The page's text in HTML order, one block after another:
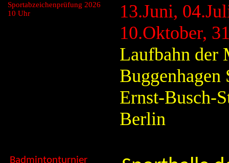
Sportabzeichenprüfung 2026
10 Uhr
13.Juni,
10.Oktober,
Laufbahn der
Buggenhagen
Ernst-Busch-
Berlin
Badmintonturnier